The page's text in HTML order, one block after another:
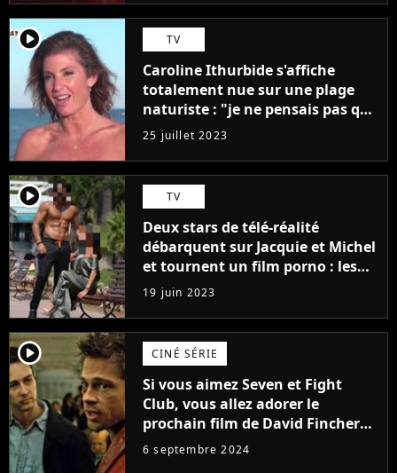
player2 TV
Caroline Ithurbide s'affiche
totalement nue sur une plage
naturiste : "je ne pensais pas que
j'arriverais à le faire..."
25 juillet 2023
player2 TV
Deux stars de télé-réalité
débarquent sur Jacquie et Michel
et tournent un film porno : les
premières images du tournage
(exclu)
19 juin 2023
player2 CINÉ SÉRIE
Si vous aimez Seven et Fight
Club, vous allez adorer le
prochain film de David Fincher
avec lequel il se réinvente
complètement
6 septembre 2024